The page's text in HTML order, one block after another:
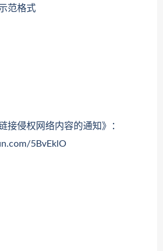
范格式
接侵权网络内容的通知》：
5BvEklO